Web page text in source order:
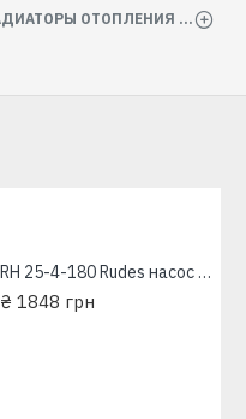
РАДИАТОРЫ ОТОПЛЕНИЯ БАТАРЕИ
RH 25-4-180 Rudes насос циркуляционный
₴ 1848 грн